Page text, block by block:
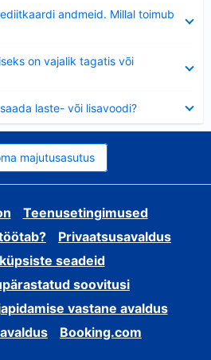
andmeid. Millal toimub
on vajalik tagatis või
laste- või lisavoodi?
majutusasutus
Teenusetingimused
Privaatsusavaldus
seadeid
soovitusi
vastane avaldus
Booking.com